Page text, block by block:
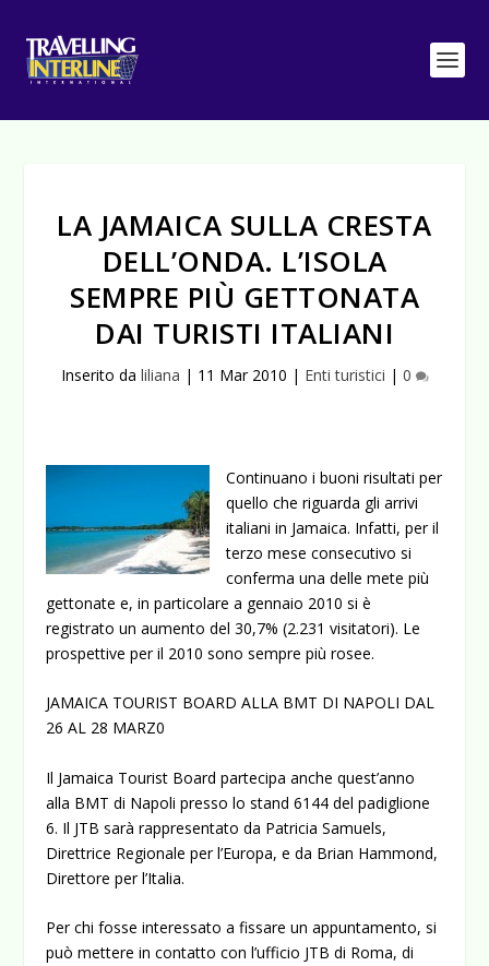
LA JAMAICA SULLA CRESTA
DELL’ONDA. L’ISOLA
SEMPRE PIÙ GETTONATA
DAI TURISTI ITALIANI
Inserito da liliana | 11 Mar 2010 | Enti turistici | 0
Continuano i buoni risultati per
quello che riguarda gli arrivi
italiani in Jamaica. Infatti, per il
terzo mese consecutivo si
conferma una delle mete più
gettonate e, in particolare a gennaio 2010 si è
registrato un aumento del 30,7% (2.231 visitatori). Le
prospettive per il 2010 sono sempre più rosee.
JAMAICA TOURIST BOARD ALLA BMT DI NAPOLI DAL
26 AL 28 MARZ0
Il Jamaica Tourist Board partecipa anche quest’anno
alla BMT di Napoli presso lo stand 6144 del padiglione
6. Il JTB sarà rappresentato da Patricia Samuels,
Direttrice Regionale per l’Europa, e da Brian Hammond,
Direttore per l’Italia.
Per chi fosse interessato a fissare un appuntamento, si
può mettere in contatto con l’ufficio JTB di Roma, di